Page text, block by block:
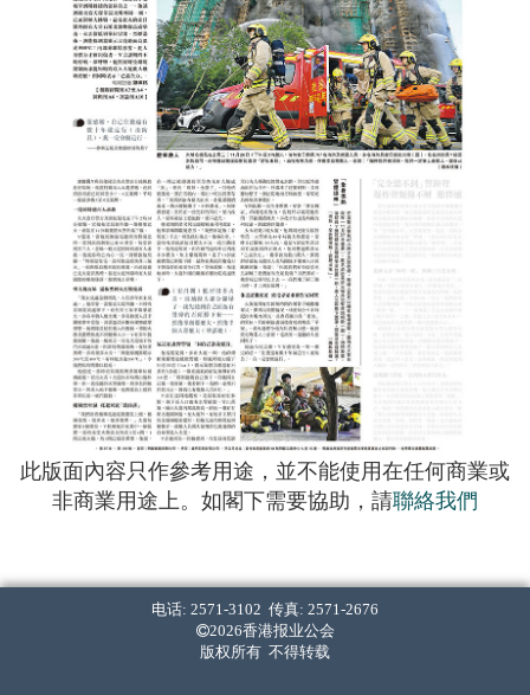
此版面內容只作參考用途，並不能使用在任何商業或
非商業用途上。如閣下需要協助，請聯絡我們
电话: 2571-3102 传真: 2571-2676
2026香港报业公会
版权所有 不得转载